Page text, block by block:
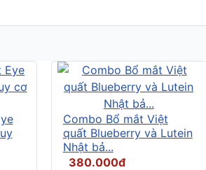
Combo Bổ mắt Việt
quất Blueberry và Lutein
Nhật bả...
380.000đ